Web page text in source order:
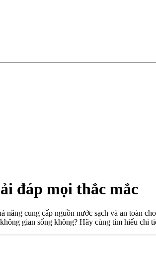
đáp mọi thắc mắc
cung cấp nguồn nước sạch và an toàn
gian sống không? Hãy cùng tìm hiểu chi